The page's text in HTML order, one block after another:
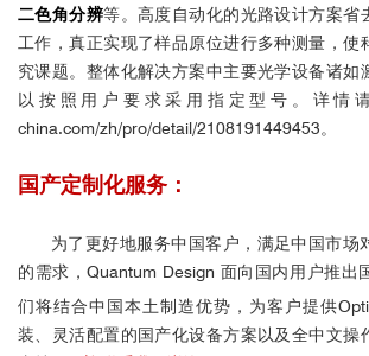
二色角分辨等。高度自动化的光路设计方案省
工作，真正实现了样品原位进行多种测量，使
究课题。整体化解决方案中主要光学设备诸如
以按照用户要求采用指定型号。 详情
china.com/zh/pro/detail/2108191449453。
国产定制化服务：
为了更好地服务中国客户，满足中国市场
的需求，Quantum Design 面向国内用户推出
们将结合中国本土制造优势，为客户提供
装、灵活配置的国产化设备方案以及全中文操